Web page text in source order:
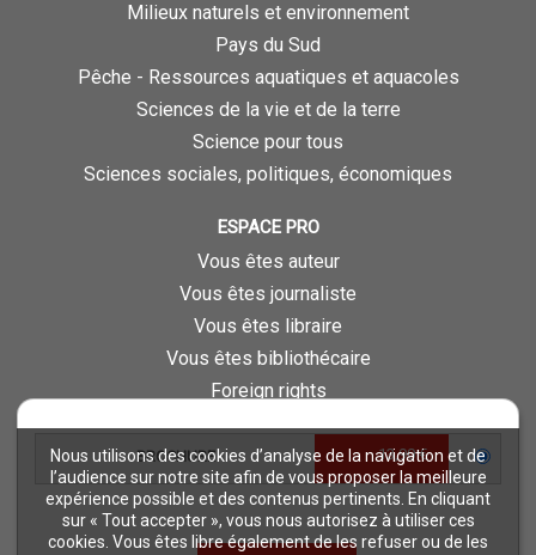
Nous utilisons des cookies d’analyse de la navigation et de
l’audience sur notre site afin de vous proposer la meilleure
expérience possible et des contenus pertinents. En cliquant
sur « Tout accepter », vous nous autorisez à utiliser ces
cookies. Vous êtes libre également de les refuser ou de les
BROCHURE 13,90 €
Milieux naturels et environnement
Pays du Sud
Pêche - Ressources aquatiques et aquacoles
Sciences de la vie et de la terre
Science pour tous
Sciences sociales, politiques, économiques
ESPACE PRO
Vous êtes auteur
Vous êtes journaliste
Vous êtes libraire
Vous êtes bibliothécaire
Foreign rights
Procédure d'évaluation
NOTRE SITE
Quae © 2018
Mentions légales